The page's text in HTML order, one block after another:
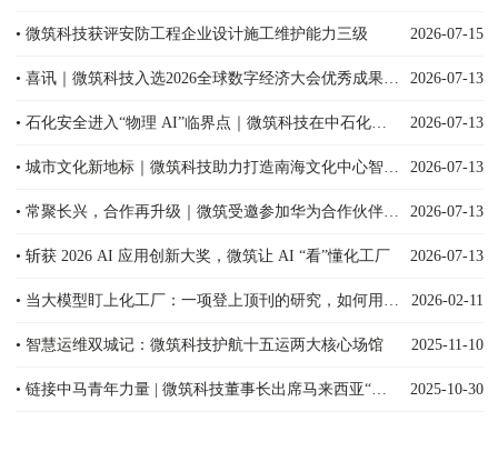
2026-07-15
• 微筑科技获评安防工程企业设计施工维护能力三级
2026-07-13
• 喜讯｜微筑科技入选2026全球数字经济大会优秀成果案例
2026-07-13
• 石化安全进入“物理 AI”临界点｜微筑科技在中石化集团安全科技会议提出高危场景智能安全新路径
2026-07-13
• 城市文化新地标｜微筑科技助力打造南海文化中心智慧新范式
2026-07-13
• 常聚长兴，合作再升级｜微筑受邀参加华为合作伙伴大会，深度对话多军团
2026-07-13
• 斩获 2026 AI 应用创新大奖，微筑让 AI “看”懂化工厂
2026-02-11
• 当大模型盯上化工厂：一项登上顶刊的研究，如何用AI重构安全防线？
2025-11-10
• 智慧运维双城记：微筑科技护航十五运两大核心场馆
2025-10-30
• 链接中马青年力量 | 微筑科技董事长出席马来西亚“八大华青”交流会，共话科技未来